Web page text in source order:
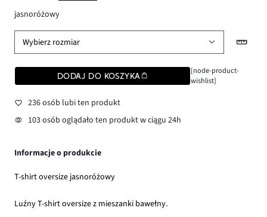
jasnoróżowy
Wybierz rozmiar
DODAJ DO KOSZYKA
[node-product-
wishlist]
236 osób lubi ten produkt
103 osób oglądało ten produkt w ciągu 24h
Informacje o produkcie
T-shirt oversize jasnoróżowy
Luźny T-shirt oversize z mieszanki bawełny.